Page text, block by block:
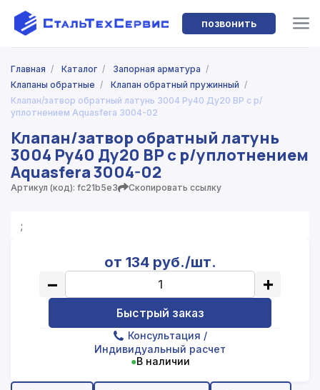
позвонить
Главная / Каталог / Запорная арматура /
Клапаны обратные / Клапан обратный пружинный /
Клапан/затвор обратный латунь 3004 Ру40 Ду20 ВР с р/
уплотнением Aquasfera 3004-02
Клапан/затвор обратный латунь
3004 Ру40 Ду20 ВР с р/уплотнением
Aquasfera 3004-02
Артикул (код): fc21b5e3 Скопировать ссылку
;
от 134 руб./шт.
− +
Быстрый заказ
Консультация /
Индивидуальный расчет
●В наличии